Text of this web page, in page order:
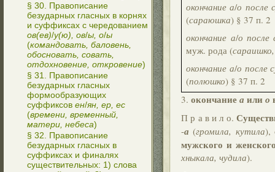
§ 30. Правописание
безударных гласных в корнях
и суффиксах с чередованием
ов(ев)/у(ю), ов/ы, о/ы
(командовать, баловень,
обосновать, совать,
отдохновение, откровение)
§ 31. Правописание
безударных гласных
формообразующих
суффиксов ен/ян, ер, ес
(времени, временный,
матери, небеса)
§ 32. Правописание
безударных гласных в
суффиксах и финалях
существительных: 1) слова
окончание а/о после
(сараюшка) § 37 п. 2
окончание а/о
муж. рода (
окончание а/о после
(полюшко) § 37 п. 2
3. окончаниеа или о
П р а в и л о.
-а (громила, кутила),
мужского и
хныкала, чудила).